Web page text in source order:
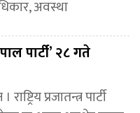
अवस्था
पार्टी’ २८ गते
प्रजातन्त्र पार्टी